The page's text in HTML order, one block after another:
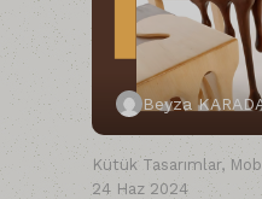
Beyza
Kütük Tasarımlar,
24 Haz 2024